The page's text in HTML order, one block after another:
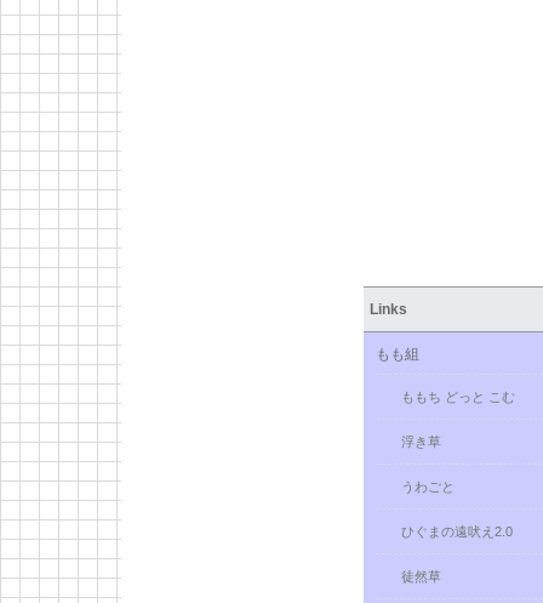
Links
もも組
ももち どっと こむ
浮き草
うわごと
ひぐまの遠吠え2.0
徒然草